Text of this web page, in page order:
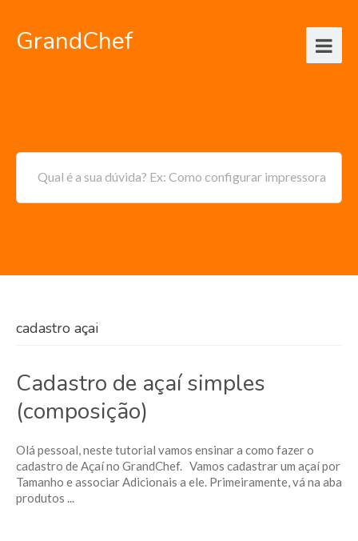
GrandChef
Qual é a sua dúvida? Ex: Como configurar impressora
cadastro açai
Cadastro de açaí simples
(composição)
Olá pessoal, neste tutorial vamos ensinar a como fazer o
cadastro de Açaí no GrandChef. Vamos cadastrar um açaí por
Tamanho e associar Adicionais a ele. Primeiramente, vá na aba
produtos ...